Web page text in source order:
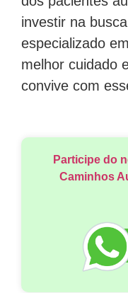
investir na
especializado
melhor cuidado
convive com
Participe do
Caminhos